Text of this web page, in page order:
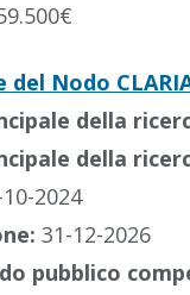
Nodo
della
della
2024
31-12-2026
pubblico